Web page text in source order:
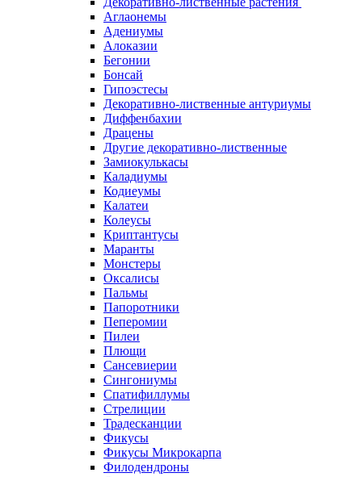
Аглаонемы
Адениумы
Алоказии
Бегонии
Бонсай
Гипоэстесы
Декоративно-лиственные антуриумы
Диффенбахии
Драцены
Другие декоративно-лиственные
Замиокулькасы
Каладиумы
Кодиеумы
Калатеи
Колеусы
Криптантусы
Маранты
Монстеры
Оксалисы
Пальмы
Папоротники
Пеперомии
Пилеи
Плющи
Сансевиерии
Сингониумы
Спатифиллумы
Стрелиции
Традесканции
Фикусы
Фикусы Микрокарпа
Филодендроны